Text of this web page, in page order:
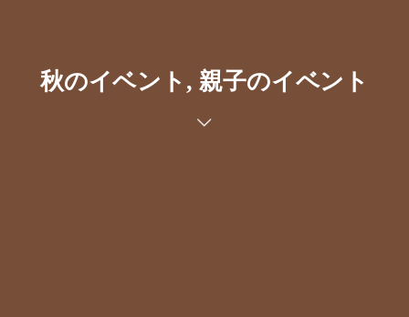
秋のイベント, 親子のイベント